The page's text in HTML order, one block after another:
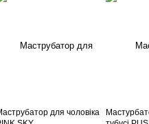
для чоловіка